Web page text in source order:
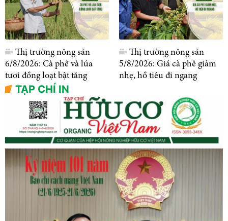
Thị trường nông sản
6/8/2026: Cà phê và lúa
tươi đồng loạt bật tăng
Thị trường nông sản
5/8/2026: Giá cà phê giảm
nhẹ, hồ tiêu đi ngang
TẠP CHÍ IN